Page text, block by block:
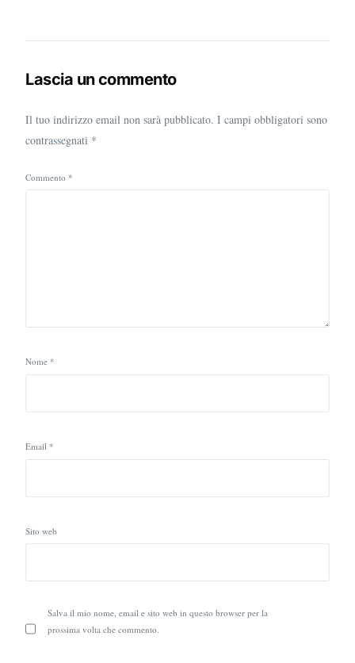
Lascia un commento
Il tuo indirizzo email non sarà pubblicato. I campi obbligatori sono
contrassegnati *
Commento *
Nome *
Email *
Sito web
Salva il mio nome, email e sito web in questo browser per la
prossima volta che commento.